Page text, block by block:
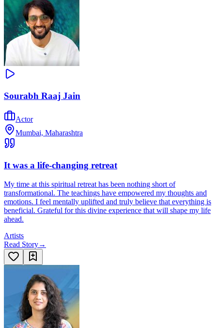
Sourabh Raaj Jain
Actor
Mumbai, Maharashtra
It was a life-changing retreat
My time at this spiritual retreat has been nothing short of
transformational. The teachings have empowered my thoughts and
emotions. I feel mentally uplifted and truly believe that everything is
beneficial. Grateful for this divine experience that will shape my life
ahead.
Artists
Read Story→